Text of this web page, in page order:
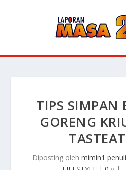
TIPS SIMPAN
GORENG
Diposting oleh mimin1